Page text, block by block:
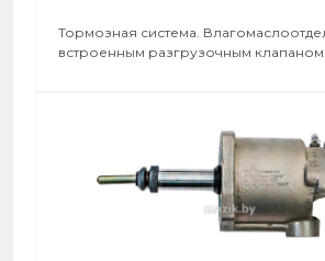
Тормозная система.
встроенным разгрузочным клапаном.